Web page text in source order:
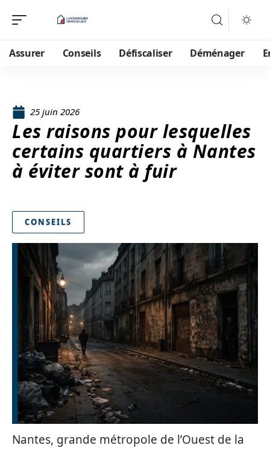
Assurer Conseils Défiscaliser Déménager
25 juin 2026
Les raisons pour lesquelles
certains quartiers à Nantes
à éviter sont à fuir
CONSEILS
Nantes, grande métropole de l’Ouest de la